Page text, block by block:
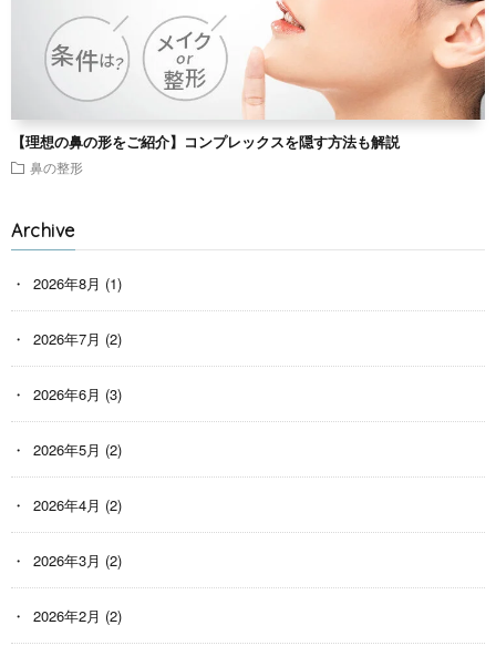
【理想の鼻の形をご紹介】コンプレックスを隠す方法も解説
鼻の整形
Archive
2026年8月 (1)
2026年7月 (2)
2026年6月 (3)
2026年5月 (2)
2026年4月 (2)
2026年3月 (2)
2026年2月 (2)